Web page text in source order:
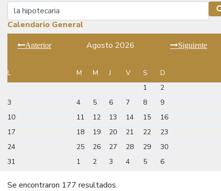
Buscar
Calendario General
Anterior Agosto 2026 Siguiente
L M M J V S
D
1
2
3
4 5 6 7 8
9
10
11 12 13 14 15
16
17
18 19 20 21 22
23
24
25 26 27 28 29
30
31
1 2 3 4 5 6
Se encontraron 177 resultados.